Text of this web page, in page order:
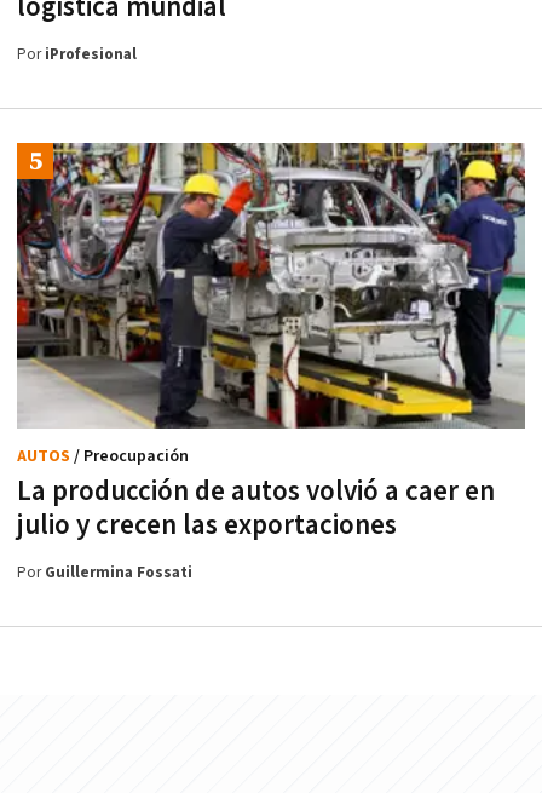
PoriProfesional
La producción de autos volvió a caer en
julio y crecen las exportaciones
AUTOS / Preocupación
PorGuillermina Fossati